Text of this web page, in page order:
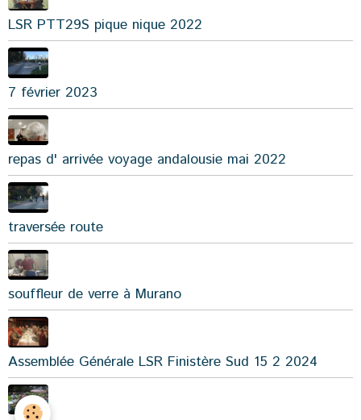
LSR PTT29S pique nique 2022
7 février 2023
repas d' arrivée voyage andalousie mai 2022
traversée route
souffleur de verre à Murano
Assemblée Générale LSR Finistère Sud 15 2 2024